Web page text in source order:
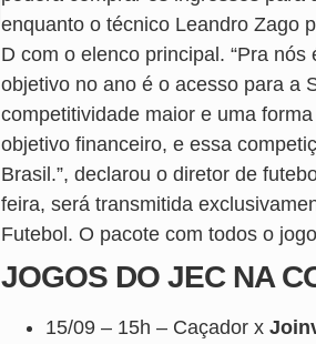
enquanto o técnico Leandro Zago
D com o elenco principal. “Pra
objetivo no ano é o acesso para a
competitividade maior e uma
objetivo financeiro, e essa
Brasil.”, declarou o diretor de
feira, será transmitida
Futebol. O pacote com todos o
JOGOS DO JEC NA
15/09 – 15h – Caçador x